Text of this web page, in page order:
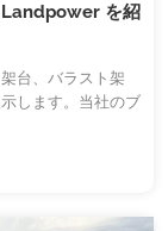
を紹
台、バラスト架
します。当社のブ
す。 展示会情報